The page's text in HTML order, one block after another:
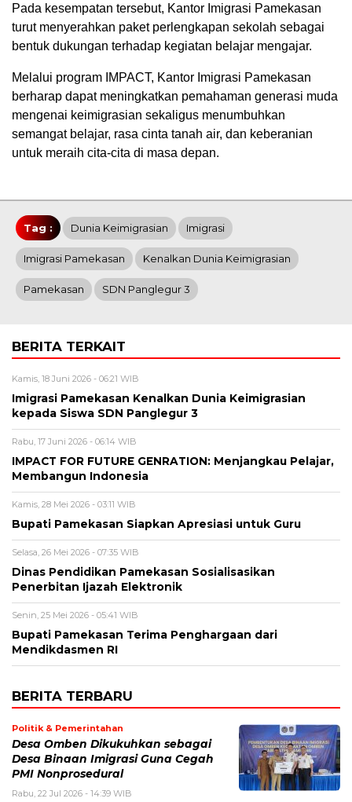
Pada kesempatan tersebut, Kantor Imigrasi Pamekasan
turut menyerahkan paket perlengkapan sekolah sebagai
bentuk dukungan terhadap kegiatan belajar mengajar.
Melalui program IMPACT, Kantor Imigrasi Pamekasan
berharap dapat meningkatkan pemahaman generasi muda
mengenai keimigrasian sekaligus menumbuhkan
semangat belajar, rasa cinta tanah air, dan keberanian
untuk meraih cita-cita di masa depan.
Tag : Dunia Keimigrasian Imigrasi
Imigrasi Pamekasan Kenalkan Dunia Keimigrasian
Pamekasan SDN Panglegur 3
BERITA TERKAIT
Kamis, 18 Juni 2026 - 06:21 WIB
Imigrasi Pamekasan Kenalkan Dunia Keimigrasian
kepada Siswa SDN Panglegur 3
Rabu, 17 Juni 2026 - 06:14 WIB
IMPACT FOR FUTURE GENRATION: Menjangkau Pelajar,
Membangun Indonesia
Kamis, 28 Mei 2026 - 03:11 WIB
Bupati Pamekasan Siapkan Apresiasi untuk Guru
Selasa, 26 Mei 2026 - 07:35 WIB
Dinas Pendidikan Pamekasan Sosialisasikan
Penerbitan Ijazah Elektronik
Senin, 25 Mei 2026 - 05:41 WIB
Bupati Pamekasan Terima Penghargaan dari
Mendikdasmen RI
BERITA TERBARU
Politik & Pemerintahan
Desa Omben Dikukuhkan sebagai
Desa Binaan Imigrasi Guna Cegah
PMI Nonprosedural
Rabu, 22 Jul 2026 - 14:39 WIB